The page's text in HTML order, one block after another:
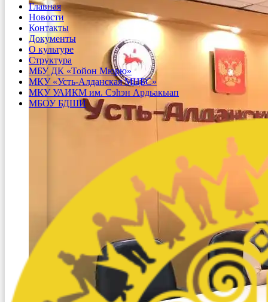
Главная
Новости
Контакты
Документы
О культуре
Структура
МБУ ДК «Тойон Мюрю»
МКУ «Усть-Алданская МЦБС»
МКУ УАИКМ им. Сэһэн Ардьакыап
МБОУ БДШИ